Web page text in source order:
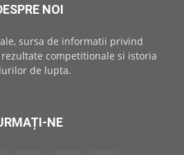
NOI
sursa de informatii privind
competitionale si istoria
de lupta.
NE